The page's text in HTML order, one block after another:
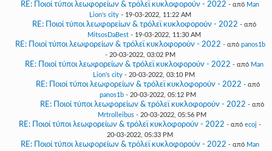
RE: Ποιοί τύποι λεωφορείων & τρόλεϊ κυκλοφορούν - 2022 - από Man
Lion's city- 19-03-2022, 11:22 AM
RE: Ποιοί τύποι λεωφορείων & τρόλεϊ κυκλοφορούν - 2022 - από
MitsosDaBest- 19-03-2022, 11:30 AM
RE: Ποιοί τύποι λεωφορείων & τρόλεϊ κυκλοφορούν - 2022 - από panos1b
- 20-03-2022, 03:02 PM
RE: Ποιοί τύποι λεωφορείων & τρόλεϊ κυκλοφορούν - 2022 - από Man
Lion's city - 20-03-2022, 03:10 PM
RE: Ποιοί τύποι λεωφορείων & τρόλεϊ κυκλοφορούν - 2022 - από
panos1b - 20-03-2022, 05:12 PM
RE: Ποιοί τύποι λεωφορείων & τρόλεϊ κυκλοφορούν - 2022 - από
Mrtrolleibus- 20-03-2022, 05:56 PM
RE: Ποιοί τύποι λεωφορείων & τρόλεϊ κυκλοφορούν - 2022 - από ecoj -
20-03-2022, 05:33 PM
RE: Ποιοί τύποι λεωφορείων & τρόλεϊ κυκλοφορούν - 2022 - από Man